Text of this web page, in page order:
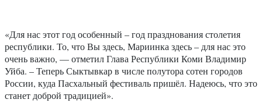
«Для нас этот год особенный – год празднования столетия
республики. То, что Вы здесь, Мариинка здесь – для нас это
очень важно, — отметил Глава Республики Коми Владимир
Уйба. – Теперь Сыктывкар в числе полутора сотен городов
России, куда Пасхальный фестиваль пришёл. Надеюсь, что это
станет доброй традицией».